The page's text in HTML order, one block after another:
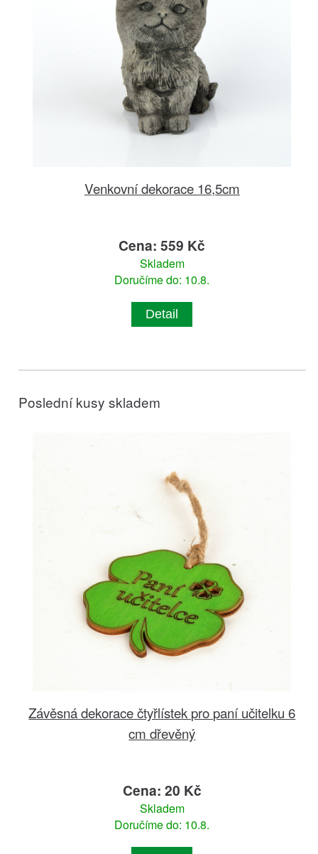
Venkovní dekorace 16,5cm
Cena: 559 Kč
Skladem
Doručíme do: 10.8.
Detail
Poslední kusy skladem
Závěsná dekorace čtyřlístek pro paní učitelku 6
cm dřevěný
Cena: 20 Kč
Skladem
Doručíme do: 10.8.